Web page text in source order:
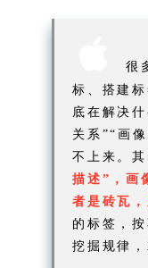
很
标、搭建
底在解决
关系”“画
不上来。其
描述”，画
者是砖瓦
的标签，
挖掘规律，